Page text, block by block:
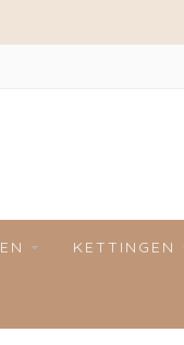
KETTINGEN